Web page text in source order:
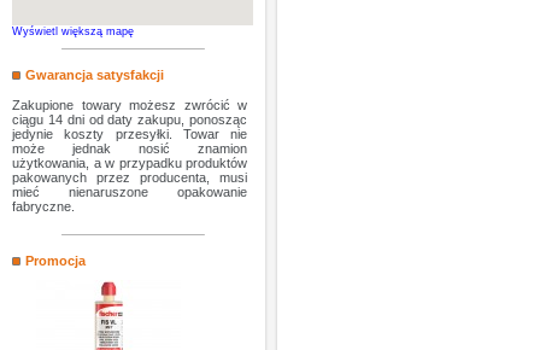
Wyświetl większą mapę
Gwarancja satysfakcji
Zakupione towary możesz zwrócić w
ciągu 14 dni od daty zakupu, ponosząc
jedynie koszty przesyłki. Towar nie
może jednak nosić znamion
użytkowania, a w przypadku produktów
pakowanych przez producenta, musi
mieć nienaruszone opakowanie
fabryczne.
Promocja